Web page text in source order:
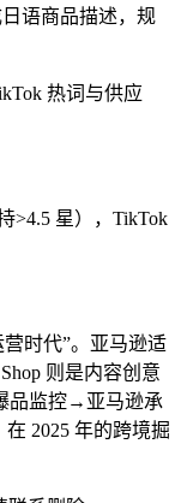
日语商品描述，规
热词与供应
>4.5 星），TikTok
营时代”。亚马逊适
则是内容创意
品监控→亚马逊承
2025 年的跨境掘